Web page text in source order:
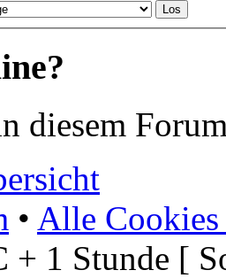
diesem
• Alle Cookies
+ 1 Stunde [